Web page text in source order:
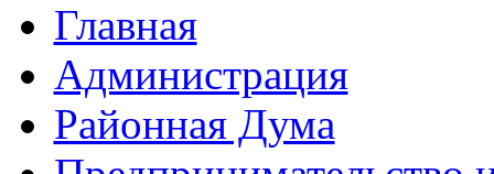
Главная
Администрация
Районная Дума